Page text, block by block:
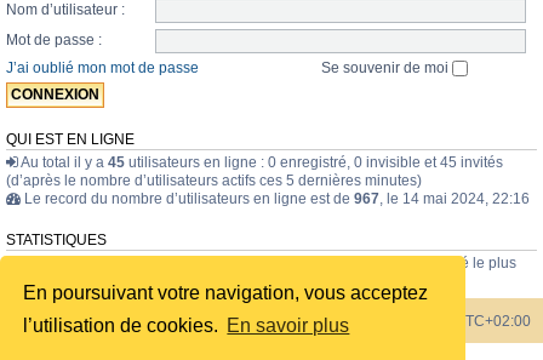
En poursuivant votre navigation, vous acceptez
l’utilisation de cookies. En savoir plus
Nom d’utilisateur :
Mot de passe :
J’ai oublié mon mot de passe
Se souvenir de moi
QUI EST EN LIGNE
Au total il y a 45 utilisateurs en ligne : 0 enregistré, 0 invisible et 45 invités
(d’après le nombre d’utilisateurs actifs ces 5 dernières minutes)
Le record du nombre d’utilisateurs en ligne est de 967, le 14 mai 2024, 22:16
STATISTIQUES
membres • Le membre enregistré le plus
récent est
internavigator
Index du forum Heures au format UTC+02:00